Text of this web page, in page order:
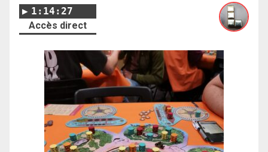
1:14:27
Accès direct